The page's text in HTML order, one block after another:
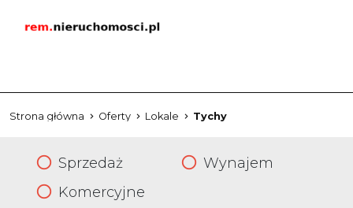
Strona główna Oferty Lokale Tychy
Sprzedaż
Wynajem
Komercyjne